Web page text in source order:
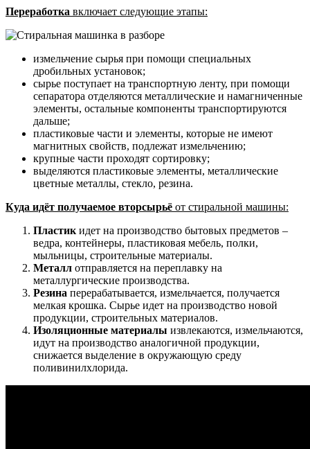
Переработка включает следующие этапы:
измельчение сырья при помощи специальных
дробильных установок;
сырье поступает на транспортную ленту, при помощи
сепаратора отделяются металлические и намагниченные
элементы, остальные компоненты транспортируются
дальше;
пластиковые части и элементы, которые не имеют
магнитных свойств, подлежат измельчению;
крупные части проходят сортировку;
выделяются пластиковые элементы, металлические
цветные металлы, стекло, резина.
Куда идёт получаемое вторсырьё от стиральной машины:
Пластик идет на производство бытовых предметов –
ведра, контейнеры, пластиковая мебель, полки,
мыльницы, строительные материалы.
Металл отправляется на переплавку на
металлургические производства.
Резина перерабатывается, измельчается, получается
мелкая крошка. Сырье идет на производство новой
продукции, строительных материалов.
Изоляционные материалы извлекаются, измельчаются,
идут на производство аналогичной продукции,
снижается выделение в окружающую среду
поливинилхлорида.